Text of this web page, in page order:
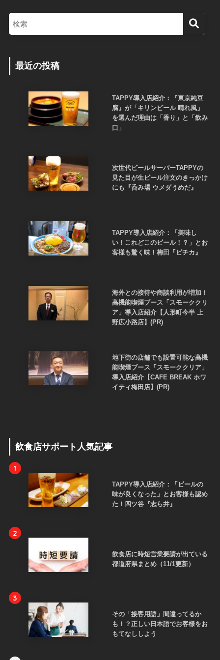
最近の投稿
TAPPY導入店紹介：『東京純豆
腐』が「キリンビール 晴れ風」
を選んだ理由は「香り」と「飲み
口」
次世代ビールサーバーTAPPYの
見た目が生ビール注文のきっかけ
にも『呑み場 ウメダうめだ』
TAPPY導入店紹介：「美味し
い！これどこのビール！？」とお
客様も驚く味！梅田『ピチカ』
海外との接待や商談利用が増加！
高機能喫煙ブース「スモーククリ
ア」導入店紹介【人形町今半 上
野広小路店】(PR)
地下街の店舗でも設置可能な高機
能喫煙ブース「スモーククリア」
導入店紹介【CAFE BREAK ホワ
イティ梅田店】(PR)
飲食店サポート人気記事
1
TAPPY導入店紹介：「ビールの
味が良くなった」とお客様も認め
た！四ツ谷『志ら井』
2
飲食店に時短営業要請が出ている
都道府県まとめ（11/1更新）
3
その「接客用語」間違ってるか
も！？正しい日本語でお客様をお
もてなししよう